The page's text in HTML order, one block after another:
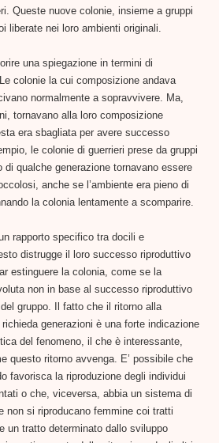
Queste nuove colonie, insieme a gruppi
liberate nei loro ambienti originali.
una spiegazione in termini di
colonie la cui composizione andava
normalmente a sopravvivere. Ma,
tornavano alla loro composizione
era sbagliata per avere successo
le colonie di guerrieri prese da gruppi
qualche generazione tornavano essere
anche se l’ambiente era pieno di
la colonia lentamente a scomparire.
rapporto specifico tra docili e
distrugge il loro successo riproduttivo
estinguere la colonia, come se la
non in base al successo riproduttivo
gruppo. Il fatto che il ritorno alla
generazioni è una forte indicazione
del fenomeno, il che è interessante,
questo ritorno avvenga. E’ possibile che
favorisca la riproduzione degli individui
o che, viceversa, abbia un sistema di
non si riproducano femmine coi tratti
un tratto determinato dallo sviluppo